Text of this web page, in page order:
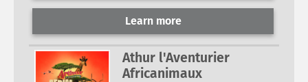
Learn more
Athur l'Aventurier
Africanimaux